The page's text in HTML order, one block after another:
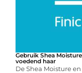
Gebruik Shea
voedend haar
De Shea Moisture